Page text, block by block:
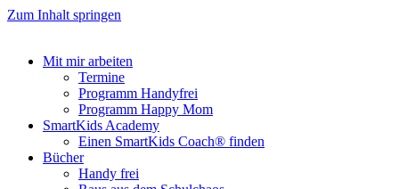
Zum Inhalt springen
Mit mir arbeiten
Termine
Programm Handyfrei
Programm Happy Mom
SmartKids Academy
Einen SmartKids Coach® finden
Bücher
Handy frei